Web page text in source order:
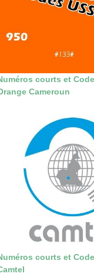
courts et
Cameroun
courts et